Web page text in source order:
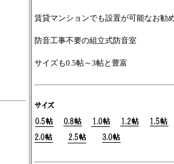
賃貸マンションでも設置が可能なお勧
防音工事不要の組立式防音室
サイズも0.5帖～3帖と豊富